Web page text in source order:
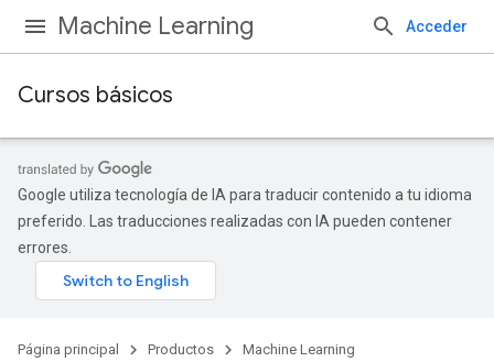
Machine Learning Acceder
Cursos básicos
Google utiliza tecnología de IA para traducir contenido a tu idioma
preferido. Las traducciones realizadas con IA pueden contener
errores.
Página principal Productos
Machine Learning